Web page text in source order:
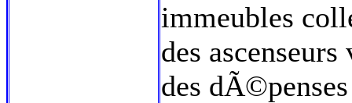
immeubles
des
des